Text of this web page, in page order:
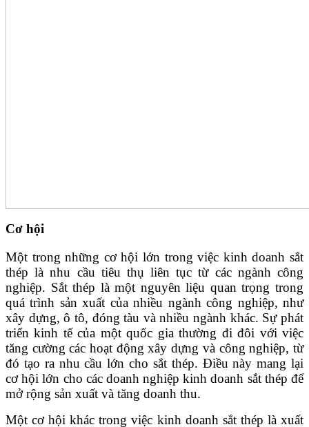
Cơ hội
Một trong những cơ hội lớn trong việc kinh doanh sắt
thép là nhu cầu tiêu thụ liên tục từ các ngành công
nghiệp. Sắt thép là một nguyên liệu quan trọng trong
quá trình sản xuất của nhiều ngành công nghiệp, như
xây dựng, ô tô, đóng tàu và nhiều ngành khác. Sự phát
triển kinh tế của một quốc gia thường đi đôi với việc
tăng cường các hoạt động xây dựng và công nghiệp, từ
đó tạo ra nhu cầu lớn cho sắt thép. Điều này mang lại
cơ hội lớn cho các doanh nghiệp kinh doanh sắt thép để
mở rộng sản xuất và tăng doanh thu.
Một cơ hội khác trong việc kinh doanh sắt thép là xuất